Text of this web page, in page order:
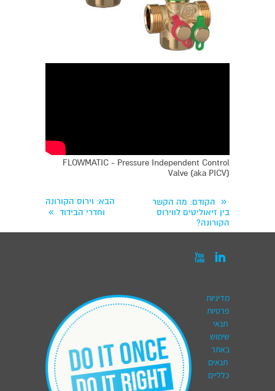
FLOWMATIC - Pressure Independent Control
Valve (aka PICV)
« הקודם: מה הקשר
בין זיאוליטים לווירוס
הקורונה?
הבא: וירוס הקורונה
וחדרי הבידוד »
 
מדיניות
פרטיות
תנאי
שימוש
באתר
תנאים
כלליים